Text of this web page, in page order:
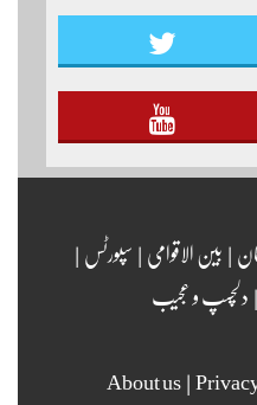
|بین الاقوامی|سپورٹس|
|دلچسپ و عجیب
About us|